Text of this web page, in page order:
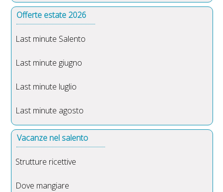
Offerte estate 2026
Last minute Salento
Last minute giugno
Last minute luglio
Last minute agosto
Vacanze nel salento
Strutture ricettive
Dove mangiare